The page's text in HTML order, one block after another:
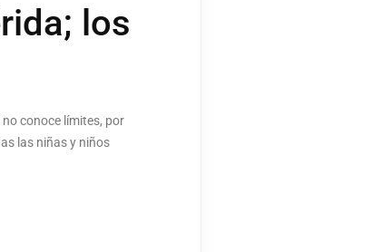
los
conoce límites, por
las niñas y niños